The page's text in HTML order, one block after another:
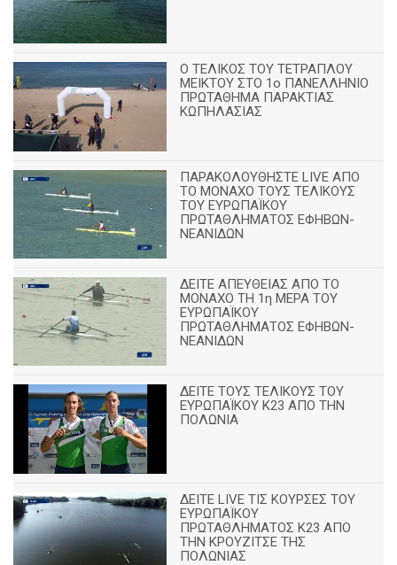
Ο ΤΕΛΙΚΟΣ ΤΟΥ ΤΕΤΡΑΠΛΟΥ
ΜΕΙΚΤΟΥ ΣΤΟ 1ο ΠΑΝΕΛΛΗΝΙΟ
ΠΡΩΤΑΘΗΜΑ ΠΑΡΑΚΤΙΑΣ
ΚΩΠΗΛΑΣΙΑΣ
ΠΑΡΑΚΟΛΟΥΘΗΣΤΕ LIVE ΑΠΟ
ΤΟ ΜΟΝΑΧΟ ΤΟΥΣ ΤΕΛΙΚΟΥΣ
ΤΟΥ ΕΥΡΩΠΑΪΚΟΥ
ΠΡΩΤΑΘΛΗΜΑΤΟΣ ΕΦΗΒΩΝ-
ΝΕΑΝΙΔΩΝ
ΔΕΙΤΕ ΑΠΕΥΘΕΙΑΣ ΑΠΟ ΤΟ
ΜΟΝΑΧΟ ΤΗ 1η ΜΕΡΑ ΤΟΥ
ΕΥΡΩΠΑΪΚΟΥ
ΠΡΩΤΑΘΛΗΜΑΤΟΣ ΕΦΗΒΩΝ-
ΝΕΑΝΙΔΩΝ
ΔΕΙΤΕ ΤΟΥΣ ΤΕΛΙΚΟΥΣ ΤΟΥ
ΕΥΡΩΠΑΪΚΟΥ Κ23 ΑΠΟ ΤΗΝ
ΠΟΛΩΝΙΑ
ΔΕΙΤΕ LIVE ΤΙΣ ΚΟΥΡΣΕΣ ΤΟΥ
ΕΥΡΩΠΑΪΚΟΥ
ΠΡΩΤΑΘΛΗΜΑΤΟΣ Κ23 ΑΠΟ
ΤΗΝ ΚΡΟΥΖΙΤΣΕ ΤΗΣ
ΠΟΛΩΝΙΑΣ